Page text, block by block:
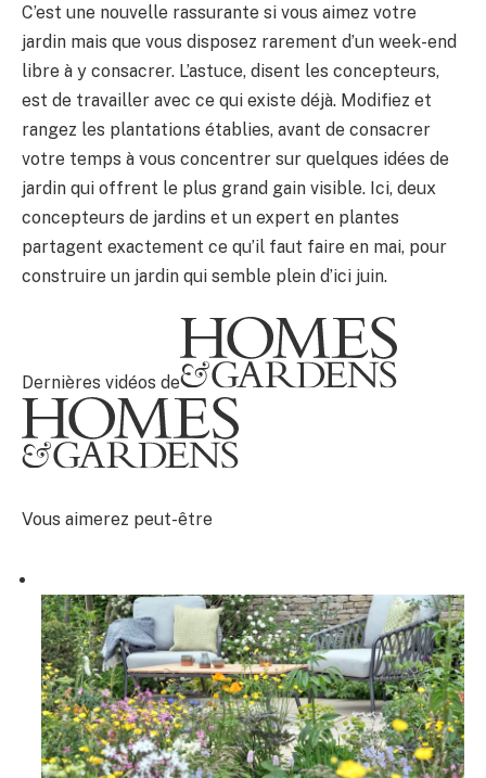
C’est une nouvelle rassurante si vous aimez votre
jardin mais que vous disposez rarement d’un week-end
libre à y consacrer. L’astuce, disent les concepteurs,
est de travailler avec ce qui existe déjà. Modifiez et
rangez les plantations établies, avant de consacrer
votre temps à vous concentrer sur quelques idées de
jardin qui offrent le plus grand gain visible. Ici, deux
concepteurs de jardins et un expert en plantes
partagent exactement ce qu’il faut faire en mai, pour
construire un jardin qui semble plein d’ici juin.
Dernières vidéos de
Vous aimerez peut-être